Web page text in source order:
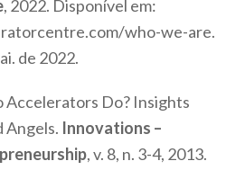
, 2022. Disponível em:
who-we-are.
de 2022.
Accelerators Do? Insights
Angels. Innovations –
, v. 8, n. 3-4, 2013.